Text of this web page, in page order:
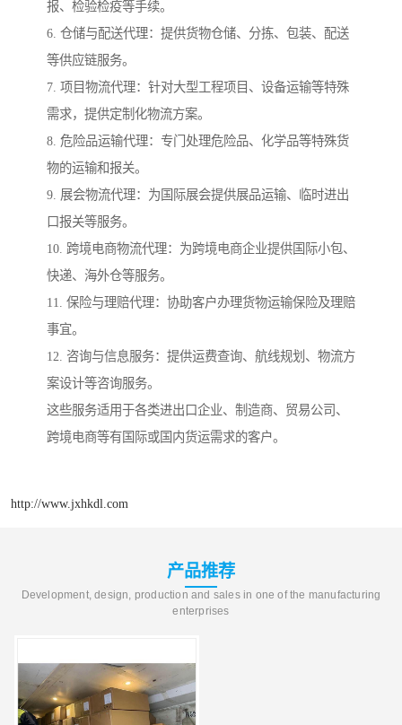
报、检验检疫等手续。
6. 仓储与配送代理：提供货物仓储、分拣、包装、配送
等供应链服务。
7. 项目物流代理：针对大型工程项目、设备运输等特殊
需求，提供定制化物流方案。
8. 危险品运输代理：专门处理危险品、化学品等特殊货
物的运输和报关。
9. 展会物流代理：为国际展会提供展品运输、临时进出
口报关等服务。
10. 跨境电商物流代理：为跨境电商企业提供国际小包、
快递、海外仓等服务。
11. 保险与理赔代理：协助客户办理货物运输保险及理赔
事宜。
12. 咨询与信息服务：提供运费查询、航线规划、物流方
案设计等咨询服务。
这些服务适用于各类进出口企业、制造商、贸易公司、
跨境电商等有国际或国内货运需求的客户。
http://www.jxhkdl.com
产品推荐
Development, design, production and sales in one of the manufacturing
enterprises